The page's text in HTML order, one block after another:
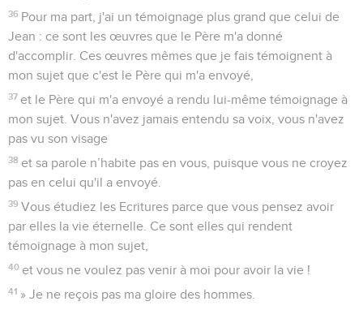
36 Pour ma part, j'ai un témoignage plus grand que celui de
Jean : ce sont les œuvres que le Père m'a donné
d'accomplir. Ces œuvres mêmes que je fais témoignent à
mon sujet que c'est le Père qui m'a envoyé,
37 et le Père qui m'a envoyé a rendu lui-même témoignage à
mon sujet. Vous n'avez jamais entendu sa voix, vous n'avez
pas vu son visage
38 et sa parole n’habite pas en vous, puisque vous ne croyez
pas en celui qu'il a envoyé.
39 Vous étudiez les Ecritures parce que vous pensez avoir
par elles la vie éternelle. Ce sont elles qui rendent
témoignage à mon sujet,
40 et vous ne voulez pas venir à moi pour avoir la vie !
41 » Je ne reçois pas ma gloire des hommes.